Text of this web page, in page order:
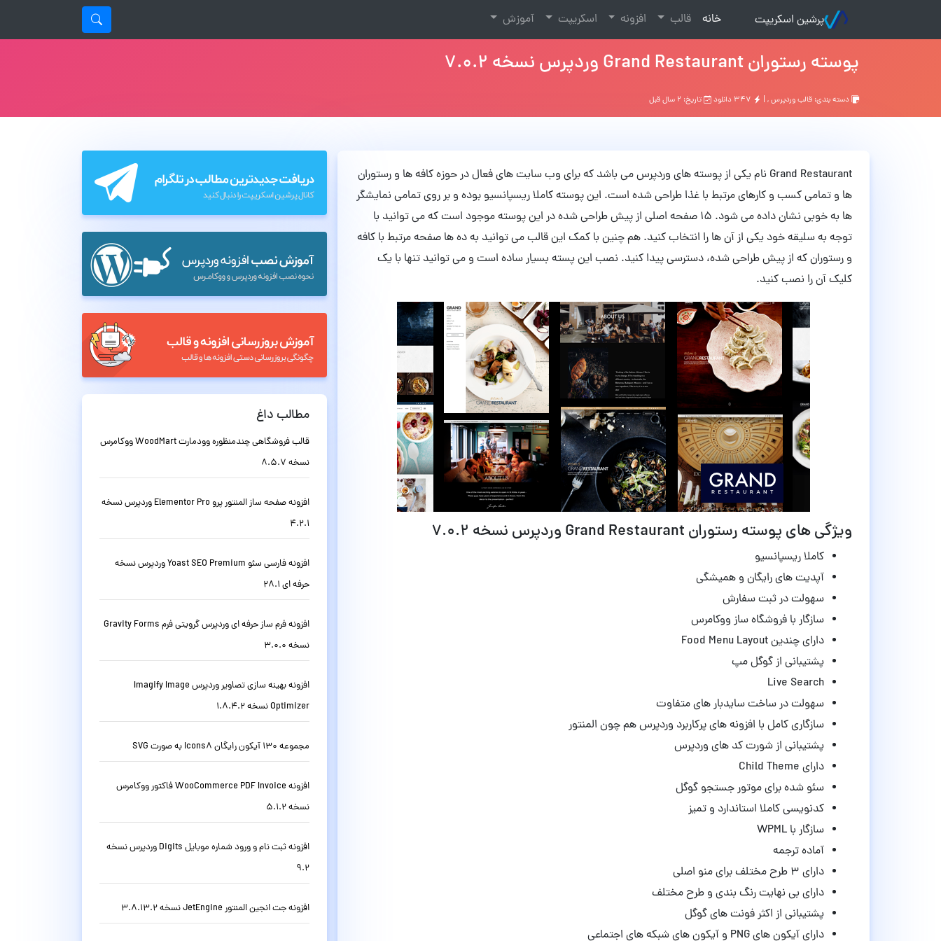
پرشین اسکریپت خانه
(current) قالب افزونه اسکریپت آموزش
پوسته رستوران Grand Restaurant وردپرس نسخه 7.0.2
دسته بندی: قالب وردپرس, | تاریخ: ۲ سال قبل
Grand Restaurant نام یکی از پوسته های وردپرس می باشد که برای وب سایت های فعال در حوزه کافه ها و رستوران
ها و تمامی کسب و کارهای مرتبط با غذا طراحی شده است. این پوسته کاملا ریسپانسیو بوده و بر روی تمامی نمایشگر
ها به خوبی نشان داده می شود. 15 صفحه اصلی از پیش طراحی شده در این پوسته موجود است که می توانید با
توجه به سلیقه خود یکی از آن ها را انتخاب کنید. هم چنین با کمک این قالب می توانید به ده ها صفحه مرتبط با کافه
و رستوران که از پیش طراحی شده، دسترسی پیدا کنید. نصب این پسته بسیار ساده است و می توانید تنها با یک
کلیک آن را نصب کنید.
ویژگی های پوسته رستوران Grand Restaurant وردپرس نسخه 7.0.2
کاملا ریسپانسیو
آپدیت های رایگان و همیشگی
سهولت در ثبت سفارش
سازگار با فروشگاه ساز ووکامرس
دارای چندین Food Menu Layout
پشتیبانی از گوگل مپ
Live Search
سهولت در ساخت سایدبار های متفاوت
سازگاری کامل با افزونه های پرکاربرد وردپرس هم چون المنتور
پشتیبانی از شورت کد های وردپرس
دارای Child Theme
سئو شده برای موتور جستجو گوگل
کدنویسی کاملا استاندارد و تمیز
سازگار با WPML
آماده ترجمه
دارای ۳ طرح مختلف برای منو اصلی
دارای بی نهایت رنگ بندی و طرح مختلف
پشتیبانی از اکثر فونت های گوگل
دارای آیکون های PNG و آیکون های شبکه های اجتماعی
مطالب داغ
قالب فروشگاهی چندمنظوره وودمارت WoodMart ووکامرس
نسخه 8.5.7
افزونه صفحه ساز المنتور پرو Elementor Pro وردپرس نسخه
4.2.1
افزونه فارسی سئو Yoast SEO Premium وردپرس نسخه
حرفه ای 28.1
افزونه فرم ساز حرفه ای وردپرس گرویتی فرم Gravity Forms
نسخه 3.0.0
افزونه بهینه سازی تصاویر وردپرس Imagify Image
Optimizer نسخه 1.8.4.2
مجموعه 130 آیکون رایگان Icons8 به صورت SVG
افزونه WooCommerce PDF Invoice فاکتور ووکامرس
نسخه 5.1.2
افزونه ثبت نام و ورود شماره موبایل Digits وردپرس نسخه
9.2
افزونه جت انجین المنتور JetEngine نسخه 3.8.13.2